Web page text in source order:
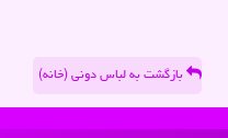
بازگشت به لباس دونی (خانه)